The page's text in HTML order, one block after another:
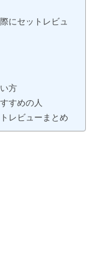
にセットレビュ
方
すめの人
レビューまとめ